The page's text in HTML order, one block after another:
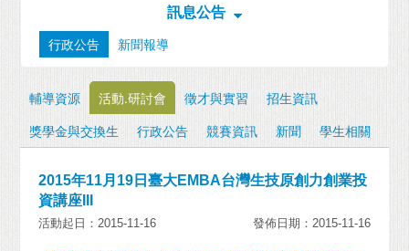
訊息公告
行政公告 新聞報導
輔導資源 活動.研討會 徵才與實習
招生資訊
獎學金與交換生
行政公告 競賽資訊 新聞 學生相關
2015年11月19日臺大EMBA台灣生技原創力創業投
資講座III
活動起日：2015-11-16 發佈日期：2015-11-16